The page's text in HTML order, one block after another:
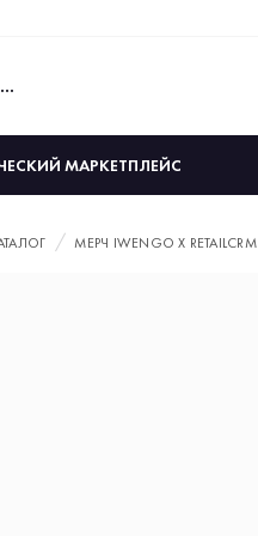
МАРКЕТПЛЕЙС
МЕРЧ IWENGO Х RETAILCRM